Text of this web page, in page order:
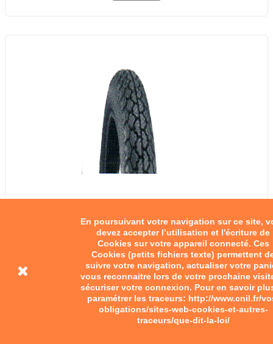
En poursuivant votre navigation sur ce site,
devez accepter l’utilisation et l'écriture de
Cookies sur votre appareil connecté. Ces
Cookies (petits fichiers texte) permettent
suivre votre navigation, actualiser votre
vous reconnaitre lors de votre prochaine
sécuriser votre connexion. Pour en savoir
paramétrer les traceurs: http://www.cnil.fr/
obligations/sites-web-cookies-et-autres-
traceurs/que-dit-la-loi/
Pneus 15"
28,00 €
Add to cart